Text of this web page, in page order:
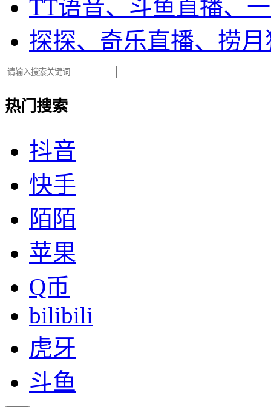
TT语音、斗鱼直播、
探探、奇乐直播、捞月
热门搜索
抖音
快手
陌陌
苹果
Q币
bilibili
虎牙
斗鱼